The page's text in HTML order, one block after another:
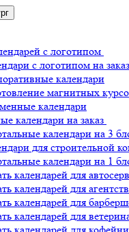
с логотипом
с логотипом на заказ
календари
магнитных
календари
календари на заказ
календари на 3
для строительной
календари на 1
календарей для
календарей для
календарей для
календарей для